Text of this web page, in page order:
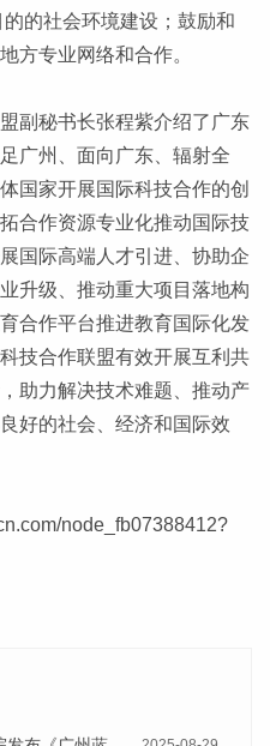
的的社会环境建设；鼓励和
方专业网络和合作。
副秘书长张程紫介绍了广东
广州、面向广东、辐射全
国家开展国际科技合作的创
合作资源专业化推动国际技
国际高端人才引进、协助企
升级、推动重大项目落地构
合作平台推进教育国际化发
技合作联盟有效开展互利共
助力解决技术难题、推动产
好的社会、经济和国际效
node_fb07388412?